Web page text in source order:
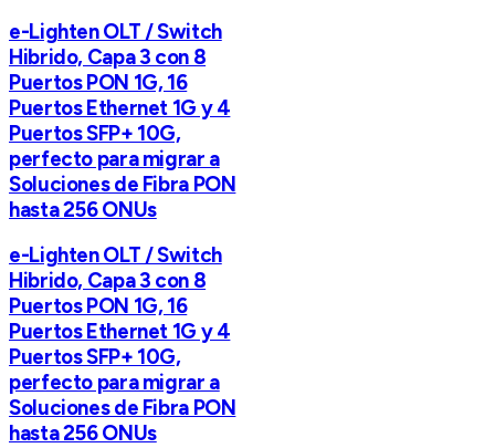
e-Lighten OLT / Switch
Hibrido, Capa 3 con 8
Puertos PON 1G, 16
Puertos Ethernet 1G y 4
Puertos SFP+ 10G,
perfecto para migrar a
Soluciones de Fibra PON
hasta 256 ONUs
e-Lighten OLT / Switch
Hibrido, Capa 3 con 8
Puertos PON 1G, 16
Puertos Ethernet 1G y 4
Puertos SFP+ 10G,
perfecto para migrar a
Soluciones de Fibra PON
hasta 256 ONUs